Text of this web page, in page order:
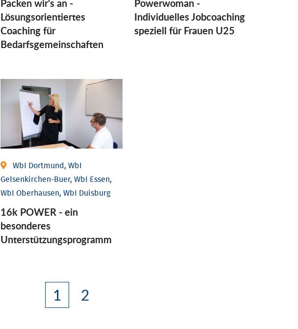
Packen wir's an -
Lösungsorientiertes
Coaching für
Bedarfsgemeinschaften
Powerwoman -
Individuelles Jobcoaching
speziell für Frauen U25
WbI Dortmund, WbI
Gelsenkirchen-Buer, WbI Essen,
WbI Oberhausen, WbI Duisburg
16k POWER - ein
besonderes
Unterstützungsprogramm
1 2